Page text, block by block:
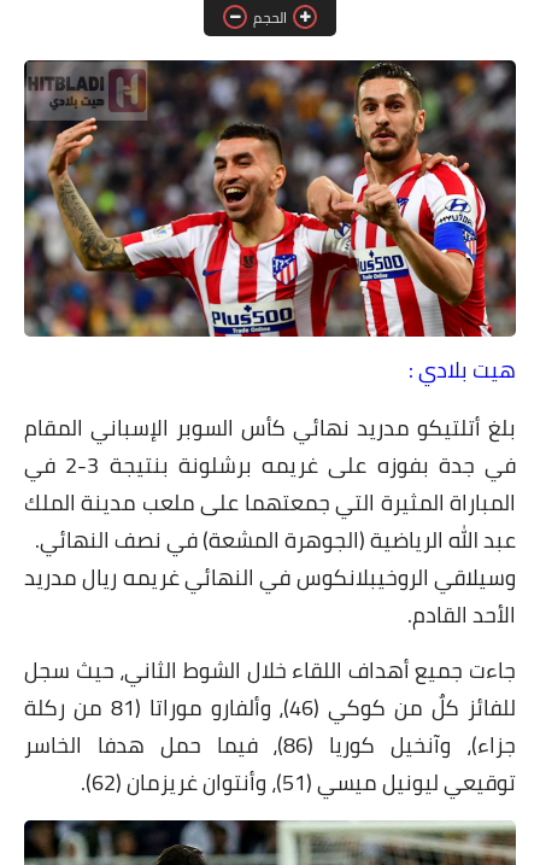
دين ودنيا
صور
فيديوهات
رياضة
تكنولوجيا
الحجم
هيت بلادي :
بلغ أتلتيكو مدريد نهائي كأس السوبر الإسباني المقام
في جدة بفوزه على غريمه برشلونة بنتيجة 3-2 في
المباراة المثيرة التي جمعتهما على ملعب مدينة الملك
عبد الله الرياضية (الجوهرة المشعة) في نصف النهائي.
وسيلاقي الروخيبلانكوس في النهائي غريمه ريال مدريد
الأحد القادم.
جاءت جميع أهداف اللقاء خلال الشوط الثاني، حيث سجل
للفائز كلٌ من كوكي (46)، وألفارو موراتا (81 من ركلة
جزاء)، وآنخيل كوريا (86)، فيما حمل هدفا الخاسر
توقيعي ليونيل ميسي (51)، وأنتوان غريزمان (62).